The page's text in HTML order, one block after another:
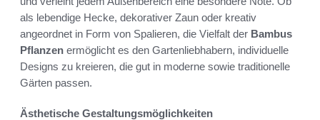
als lebendige Hecke, dekorativer Zaun oder kreativ
angeordnet in Form von Spalieren, die Vielfalt der Bambus
Pflanzen ermöglicht es den Gartenliebhabern, individuelle
Designs zu kreieren, die gut in moderne sowie traditionelle
Gärten passen.
Ästhetische Gestaltungsmöglichkeiten